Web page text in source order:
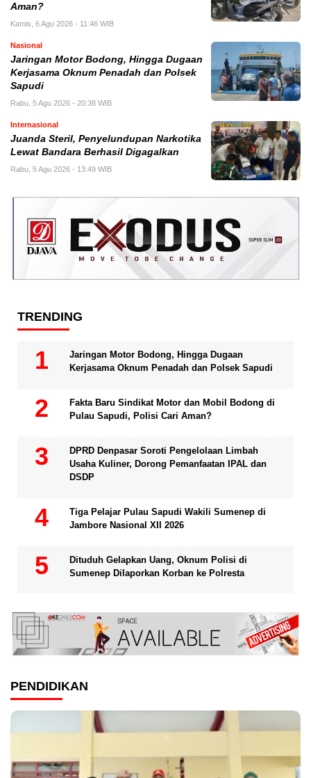
Aman?
Kamis, 6 Agu 2026 - 11:46 WIB
Nasional
Jaringan Motor Bodong, Hingga Dugaan
Kerjasama Oknum Penadah dan Polsek
Sapudi
Rabu, 5 Agu 2026 - 20:38 WIB
Internasional
Juanda Steril, Penyelundupan Narkotika
Lewat Bandara Berhasil Digagalkan
Rabu, 5 Agu 2026 - 13:49 WIB
TRENDING
Jaringan Motor Bodong, Hingga Dugaan
Kerjasama Oknum Penadah dan Polsek Sapudi
Fakta Baru Sindikat Motor dan Mobil Bodong di
Pulau Sapudi, Polisi Cari Aman?
DPRD Denpasar Soroti Pengelolaan Limbah
Usaha Kuliner, Dorong Pemanfaatan IPAL dan
DSDP
Tiga Pelajar Pulau Sapudi Wakili Sumenep di
Jambore Nasional XII 2026
Dituduh Gelapkan Uang, Oknum Polisi di
Sumenep Dilaporkan Korban ke Polresta
PENDIDIKAN